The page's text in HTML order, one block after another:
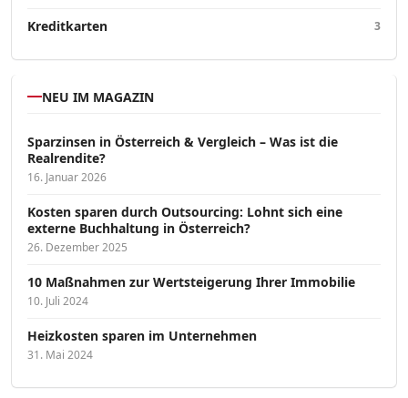
Kreditkarten 3
NEU IM MAGAZIN
Sparzinsen in Österreich & Vergleich – Was ist die
Realrendite?
16. Januar 2026
Kosten sparen durch Outsourcing: Lohnt sich eine
externe Buchhaltung in Österreich?
26. Dezember 2025
10 Maßnahmen zur Wertsteigerung Ihrer Immobilie
10. Juli 2024
Heizkosten sparen im Unternehmen
31. Mai 2024